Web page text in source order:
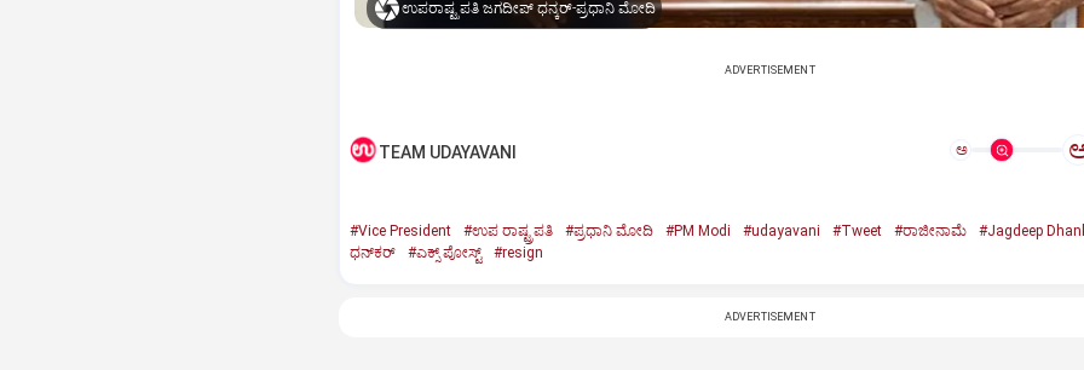
ಉಪರಾಷ್ಟ್ರಪತಿ ಜಗದೀಪ್‌ ಧನ್ಕರ್-ಪ್ರಧಾನಿ ಮೋದಿ
ADVERTISEMENT
TEAM UDAYAVANI ಅ
#Vice President #ಉಪ ರಾಷ್ಟ್ರಪತಿ #ಪ್ರಧಾನಿ ಮೋದಿ #PM Modi #udayavani #Tweet #ರಾಜೀನಾಮೆ
#Jagdeep
ಧನ್‌ಕರ್‌
#ಎಕ್ಸ್‌ ಪೋಸ್ಟ್ #resign
ADVERTISEMENT